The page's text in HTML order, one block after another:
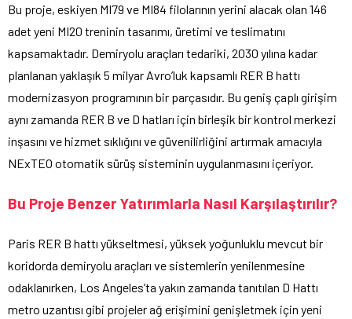
Bu proje, eskiyen MI79 ve MI84 filolarının yerini alacak olan 146
adet yeni MI20 treninin tasarımı, üretimi ve teslimatını
kapsamaktadır. Demiryolu araçları tedariki, 2030 yılına kadar
planlanan yaklaşık 5 milyar Avro’luk kapsamlı RER B hattı
modernizasyon programının bir parçasıdır. Bu geniş çaplı girişim
aynı zamanda RER B ve D hatları için birleşik bir kontrol merkezi
inşasını ve hizmet sıklığını ve güvenilirliğini artırmak amacıyla
NExTEO otomatik sürüş sisteminin uygulanmasını içeriyor.
Bu Proje Benzer Yatırımlarla Nasıl Karşılaştırılır?
Paris RER B hattı yükseltmesi, yüksek yoğunluklu mevcut bir
koridorda demiryolu araçları ve sistemlerin yenilenmesine
odaklanırken, Los Angeles’ta yakın zamanda tanıtılan D Hattı
metro uzantısı gibi projeler ağ erişimini genişletmek için yeni